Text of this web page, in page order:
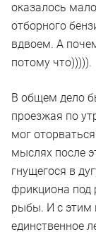
оказалось
отборного
вдвоем. А
потому что))))).
В общем дело
проезжая по
мог
мыслях после
гнущегося в
фрикциона под
рыбы. И с этим
единственное